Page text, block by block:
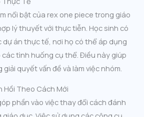
nổi bật của rex one piece trong giáo
lý thuyết với thực tiễn. Học sinh có
dự án thực tế, nơi họ có thể áp dụng
tình huống cụ thể. Điều này giúp
quyết vấn đề và làm việc nhóm.
Hồi Theo Cách Mới
phần vào việc thay đổi cách đánh